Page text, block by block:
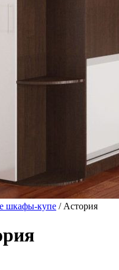
шкафы-купе / Астория